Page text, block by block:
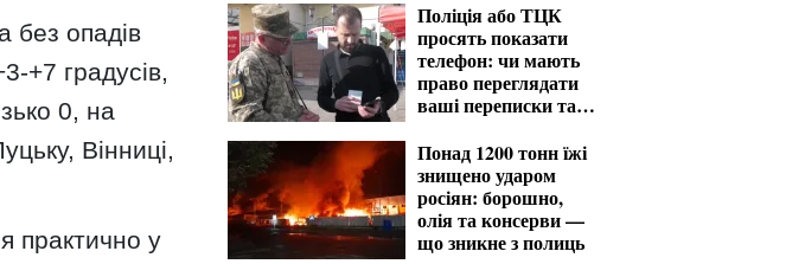
без опадів
+7 градусів,
0, на
Вінниці,
практично у
Поліція або ТЦК
просять показати
телефон: чи мають
право переглядати
ваші переписки та
Понад 1200 тонн їжі
знищено ударом
росіян: борошно,
олія та консерви —
що зникне з полиць